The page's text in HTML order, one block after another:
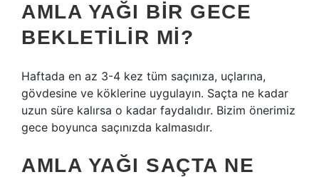
AMLA YAĞI BIR GECE
BEKLETILIR MI?
Haftada en az 3-4 kez tüm saçınıza, uçlarına,
gövdesine ve köklerine uygulayın. Saçta ne kadar
uzun süre kalırsa o kadar faydalıdır. Bizim önerimiz
gece boyunca saçınızda kalmasıdır.
AMLA YAĞI SAÇTA NE